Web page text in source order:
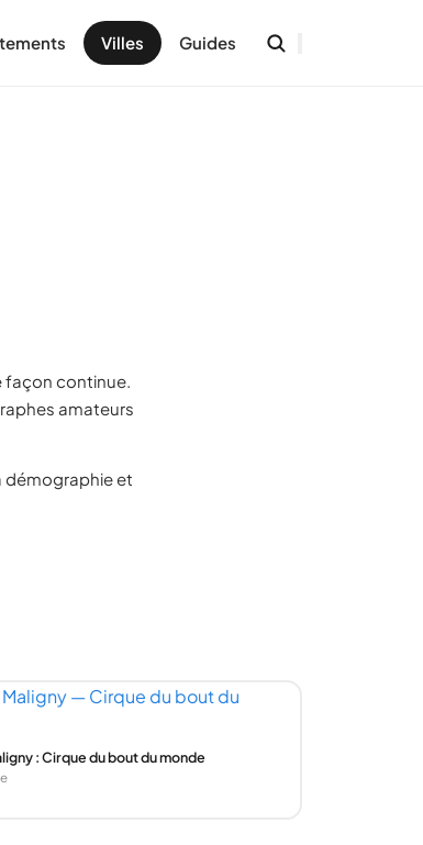
Villes Guides
façon continue.
amateurs
démographie et
: Cirque du bout du monde